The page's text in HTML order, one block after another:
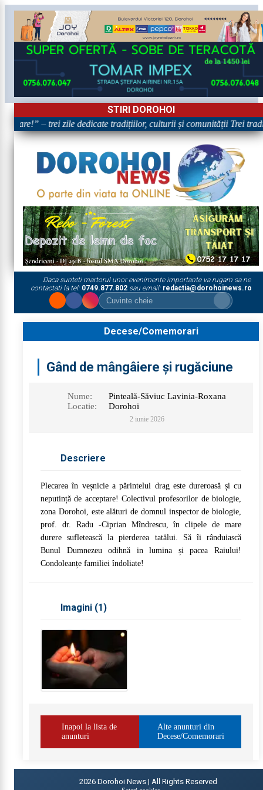
STIRI DOROHOI
– trei zile dedicate tradițiilor, culturii și comunității Trei
Daca sunteti martorul unor evenimente importante va rugam sa ne
contactati la tel: 0749.877.802sau email: redactia@dorohoinews.ro
Decese/Comemorari
Gând de mângâiere și rugăciune
Nume:
Pinteală-Săviuc Lavinia-Roxana
Locatie:
Dorohoi
2 iunie 2026
Descriere
Plecarea în veșnicie a părintelui drag este dureroasă și cu
neputință de acceptare! Colectivul profesorilor de biologie,
zona Dorohoi, este alături de domnul inspector de biologie,
prof. dr. Radu -Ciprian Mîndrescu, în clipele de mare
durere sufletească la pierderea tatălui. Să îi rânduiască
Bunul Dumnezeu odihnă in lumina și pacea Raiului!
Condoleanțe familiei îndoliate!
Imagini (1 )
Inapoi la lista de
anunturi
Alte anunturi din
Decese/Comemorari
2026 Dorohoi News | All Rights Reserved